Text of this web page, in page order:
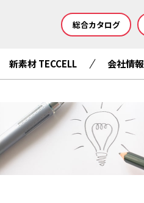
総合カタログ
新素材 TECCELL 会社情報